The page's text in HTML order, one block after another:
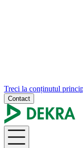
Treci la conținutul
Contact